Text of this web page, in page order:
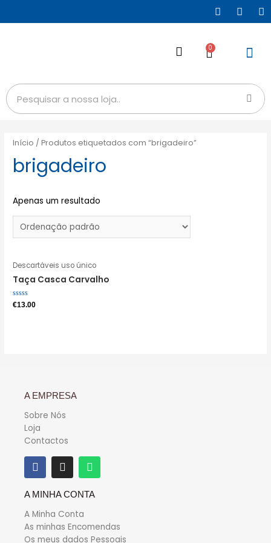
0
Início / Produtos etiquetados com “brigadeiro”
brigadeiro
Apenas um resultado
Descartáveis uso único
Taça Casca Carvalho
Avaliação
€13.00
A EMPRESA
Sobre Nós
Loja
Contactos
A MINHA CONTA
A Minha Conta
As minhas Encomendas
Os meus dados Pessoais